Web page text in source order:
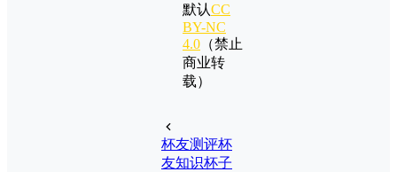
默认CC
BY-NC
4.0 （禁止
商业转
载）
杯友测评杯
友知识杯子